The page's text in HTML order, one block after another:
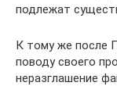
подлежат
К тому же после
поводу своего
неразглашение